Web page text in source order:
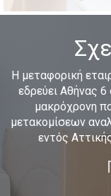
Η μεταφορική
εδρεύει Αθήνας
μακρόχρονη
μετακομίσεων
εντός